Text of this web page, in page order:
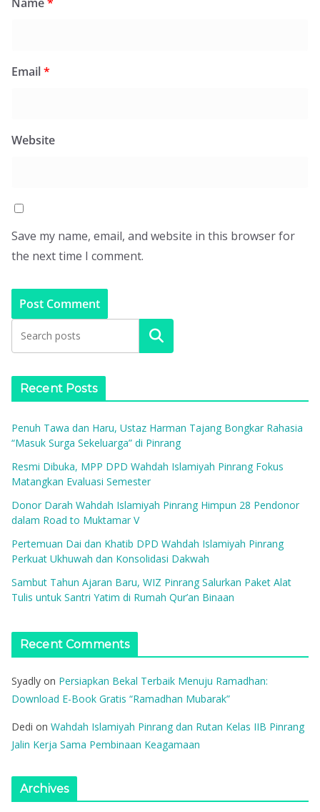
Email*
Website
Save my name, email, and website in this browser for
the next time I comment.
Search
Recent Posts
Penuh Tawa dan Haru, Ustaz Harman Tajang Bongkar Rahasia
“Masuk Surga Sekeluarga” di Pinrang
Resmi Dibuka, MPP DPD Wahdah Islamiyah Pinrang Fokus
Matangkan Evaluasi Semester
Donor Darah Wahdah Islamiyah Pinrang Himpun 28 Pendonor
dalam Road to Muktamar V
Pertemuan Dai dan Khatib DPD Wahdah Islamiyah Pinrang
Perkuat Ukhuwah dan Konsolidasi Dakwah
Sambut Tahun Ajaran Baru, WIZ Pinrang Salurkan Paket Alat
Tulis untuk Santri Yatim di Rumah Qur’an Binaan
Recent Comments
Syadly on Persiapkan Bekal Terbaik Menuju Ramadhan:
Download E-Book Gratis “Ramadhan Mubarak”
Dedi on Wahdah Islamiyah Pinrang dan Rutan Kelas IIB Pinrang
Jalin Kerja Sama Pembinaan Keagamaan
Archives